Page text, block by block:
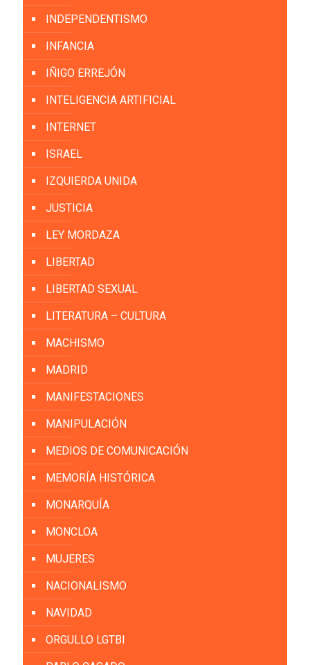
INDEPENDENTISMO
INFANCIA
IÑIGO ERREJÓN
INTELIGENCIA ARTIFICIAL
INTERNET
ISRAEL
IZQUIERDA UNIDA
JUSTICIA
LEY MORDAZA
LIBERTAD
LIBERTAD SEXUAL
LITERATURA – CULTURA
MACHISMO
MADRID
MANIFESTACIONES
MANIPULACIÓN
MEDIOS DE COMUNICACIÓN
MEMORÍA HISTÓRICA
MONARQUÍA
MONCLOA
MUJERES
NACIONALISMO
NAVIDAD
ORGULLO LGTBI